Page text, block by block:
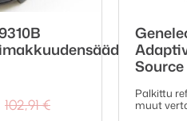
102,91€Alkuperäinen
Nykyinen
Palkittu
muut